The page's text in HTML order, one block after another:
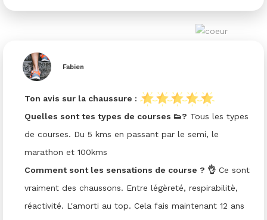
Fabien
Ton avis sur la chaussure :
Quelles sont tes types de courses 👟? Tous les types
de courses. Du 5 kms en passant par le semi, le
marathon et 100kms
Comment sont les sensations de course ? 👌Ce sont
vraiment des chaussons. Entre légèreté, respirabilitè,
réactivité. L'amorti au top. Cela fais maintenant 12 ans